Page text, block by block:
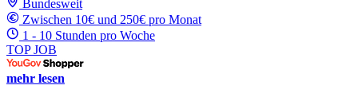
Bundesweit
Zwischen 10€ und 250€ pro Monat
1 - 10 Stunden pro Woche
TOP JOB
mehr lesen